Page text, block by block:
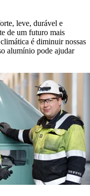
leve, durável e
de um futuro mais
é diminuir nossas
alumínio pode ajudar